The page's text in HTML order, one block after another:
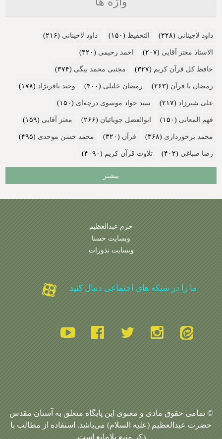
داود لاچینانی (۲۲۸) التحفیظ (۱۵۰) داود لاچینانی (۲۱۶)
الاستاذ معتز آقایی (۲۰۷) احمد رحیمی (۴۲۰)
حافظ کل قرآن کریم (۳۲۷) مجتبی محمد بیگی (۳۷۴)
رمضان با قرآن (۲۶۳) رمضان خلیلی (۴۰۰) وحید باقرنژاد (۱۷۸)
علی شیرزاد (۲۱۷) سید جواد موسوی درچه‌ای (۱۵۰)
فهم المعانی (۱۵۰) ابوالفضل جویائیان (۲۶۶) معتز آقایی (۱۵۹)
محمد برخورداری (۳۶۸) قرآن (۳۲۰) محمد حسن موحدی (۴۹۵)
رضا صباغی (۴۰۲) تلاوت قرآن کریم (۴۰۹۰)
بیشتر
حرم عبدالعظیم
وبسایت حسنا
وبسایت نذورات
ما را در شبکه های اجتماعی دنبال کنید
© تمامی حقوق مادی و معنوی این پایگاه متعلق به آستان مقدس
حضرت عبدالعظیم (علیه السلام) می‌باشد. استفاده از مطالب با
ذکر منبع بلامانع است.